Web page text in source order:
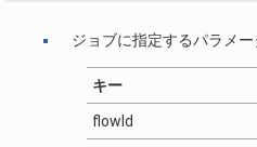
ジョブに指定するパラメー
キー
flowId